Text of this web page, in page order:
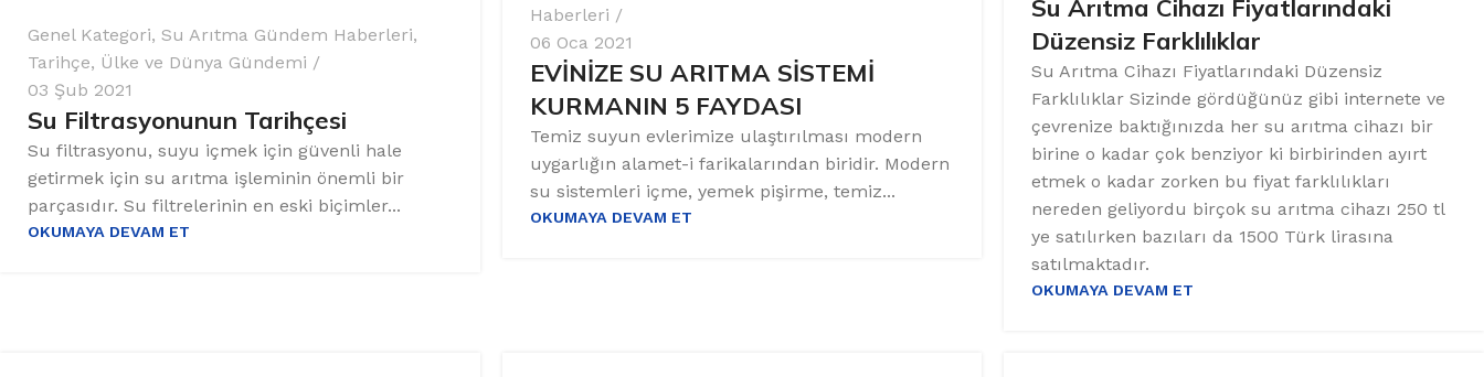
Genel Kategori, Su Arıtma Gündem Haberleri,
Tarihçe, Ülke ve Dünya Gündemi
03 Şub 2021
Su Filtrasyonunun Tarihçesi
Su filtrasyonu, suyu içmek için güvenli hale
getirmek için su arıtma işleminin önemli bir
parçasıdır. Su filtrelerinin en eski biçimler...
OKUMAYA DEVAM ET
Haberleri
06 Oca 2021
EVİNİZE SU ARITMA SİSTEMİ
KURMANIN 5 FAYDASI
Temiz suyun evlerimize ulaştırılması modern
uygarlığın alamet-i farikalarından biridir. Modern
su sistemleri içme, yemek pişirme, temiz...
OKUMAYA DEVAM ET
Su Arıtma Cihazı Fiyatlarındaki
Düzensiz Farklılıklar
Su Arıtma Cihazı Fiyatlarındaki Düzensiz
Farklılıklar Sizinde gördüğünüz gibi internete ve
çevrenize baktığınızda her su arıtma cihazı bir
birine o kadar çok benziyor ki birbirinden ayırt
etmek o kadar zorken bu fiyat farklılıkları
nereden geliyordu birçok su arıtma cihazı 250 tl
ye satılırken bazıları da 1500 Türk lirasına
satılmaktadır.
OKUMAYA DEVAM ET